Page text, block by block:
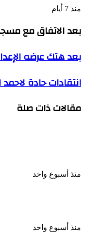
منذ 7 أيام
بعد الاتفاق مع
هتك
الإعدام
زميله
بعد هتك عرضه
انتقادات
حادة
الفيشاوى
انتقادات حادة
مقالات ذات صلة
منذ أسبوع واحد
منذ أسبوع واحد